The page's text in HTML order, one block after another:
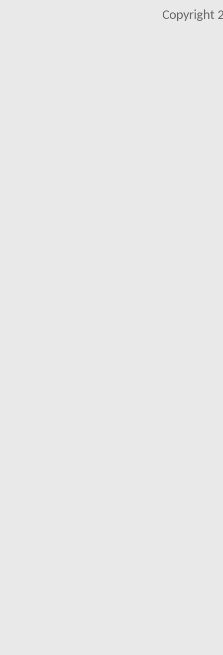
Copyright